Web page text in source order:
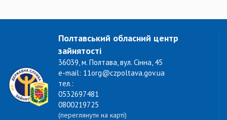
Полтавський обласний центр
зайнятості
36039, м. Полтава, вул. Сінна, 45
e-mail: 11org@czpoltava.gov.ua
тел.:
0532697481
0800219725
(переглянути на карті)